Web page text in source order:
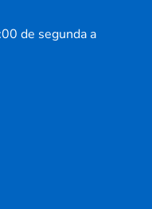
de segunda a